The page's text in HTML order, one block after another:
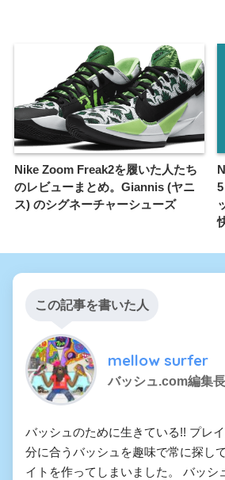
Nike Zoom Freak2を履いた人たち
のレビューまとめ。Giannis (ヤニ
ス) のシグネーチャーシューズ
この記事を書いた人
mellow surfer
バッシュ.com編集長
バッシュのために生きている!! プレ
分に合うバッシュを趣味で常に探し
イトを作ってしまいました。 バッシ